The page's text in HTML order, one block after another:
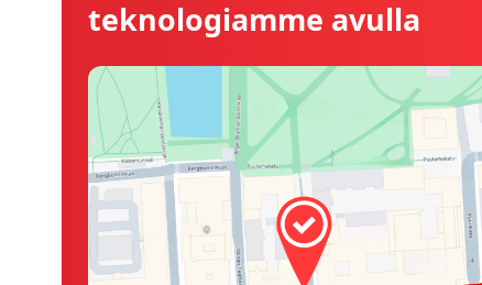
teknologiamme avulla